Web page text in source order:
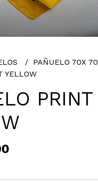
PAÑUELO 70X 70
YELLOW
PRINT